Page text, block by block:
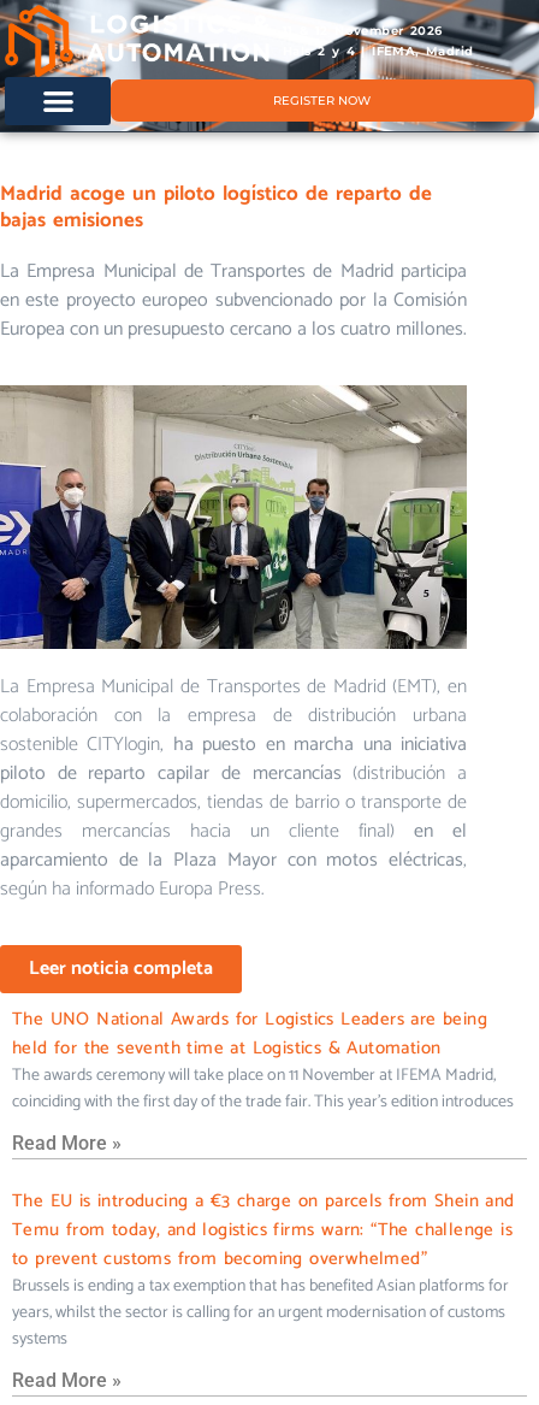
11 & 12 November 2026
Hals 2 y 4 | IFEMA, Madrid
REGISTER NOW
Madrid acoge un piloto logístico de reparto de
bajas emisiones
La Empresa Municipal de Transportes de Madrid participa
en este proyecto europeo subvencionado por la Comisión
Europea con un presupuesto cercano a los cuatro millones.
La Empresa Municipal de Transportes de Madrid (EMT), en
colaboración con la empresa de distribución urbana
sostenible CITYlogin, ha puesto en marcha una iniciativa
piloto de reparto capilar de mercancías (distribución a
domicilio, supermercados, tiendas de barrio o transporte de
grandes mercancías hacia un cliente final) en el
aparcamiento de la Plaza Mayor con motos eléctricas,
según ha informado Europa Press.
Leer noticia completa
The UNO National Awards for Logistics Leaders are being
held for the seventh time at Logistics & Automation
The awards ceremony will take place on 11 November at IFEMA Madrid,
coinciding with the first day of the trade fair. This year’s edition introduces
Read More »
The EU is introducing a €3 charge on parcels from Shein and
Temu from today, and logistics firms warn: “The challenge is
to prevent customs from becoming overwhelmed”
Brussels is ending a tax exemption that has benefited Asian platforms for
years, whilst the sector is calling for an urgent modernisation of customs
systems
Read More »